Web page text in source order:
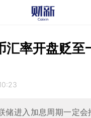
汇率开盘贬至
储进入加息周期一定会